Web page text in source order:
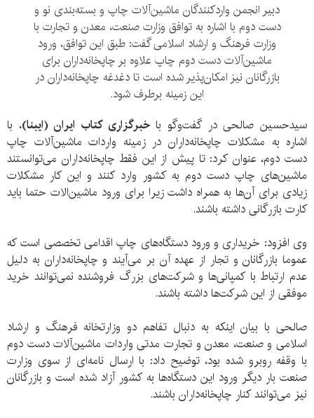
دبیر انجمن واردکنندگان ماشین‌آلات چاپ و بسته‌بندی نو و
دست دوم با اشاره به توافق وزارت صنعت، معدن و تجارت با
وزارت فرهنگ و ارشاد اسلامی گفت: طبق این توافق، ورود
ماشین‌آلات دست دوم چاپ علاوه بر چاپخانه‌داران برای
بازرگانان نیز امکان‌پذیر شده است تا دغدغه چاپخانه‌داران در
این زمینه برطرف شود.
سیدحسین صالحی در گفت‌وگو باخبرگزاری کتاب ایران (ایبنا)، با
اشاره به مشکلات چاپخانه‌داران در زمینه واردات ماشین‌آلات چاپ
دست دوم، عنوان کرد: تا پیش از این فقط چاپخانه‌داران می‌توانستند
ماشین‌های چاپ دست دوم به کشور وارد کنند و این کار مشکلات
زیادی برای آن‌ها به همراه داشت زیرا برای ورود ماشین‌الات حتما باید
کارت بازرگانی داشته باشند.
وی افزود: خریداری و ورود دستگاه‌های چاپ اقدامی تخصصی است که
عموما بازرگانان و تجار از عهده آن بر می‌آيند و چاپخانه‌داران به دلیل
عدم ارتباط با کمپانی‌ها و شرکت‌های بزرگ فروشنده نمی‌توانند خرید
موفقی از این شرکت‌ها داشته باشند.
صالحی با بیان اینکه به دنبال تفاهم دو وزارتخانه فرهنگ و ارشاد
اسلامی و صنعت، معدن و تجارت مدتی واردات ماشین‌آلات دست دوم
با وقفه روبرو شده بود، توضیح داد: با ارسال نامه‌ای از سوی وزارت
صنعت بار دیگر ورود این دستگاه‌ها به کشور آزاد شده است و بازرگانان
نیز می‌توانند کنار چاپخانه‌داران باشند.